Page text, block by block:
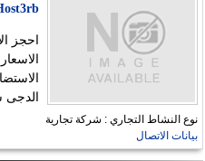
احجز
الدجى
نوع النشاط التجاري : شركة تجارية
بيانات الاتصال